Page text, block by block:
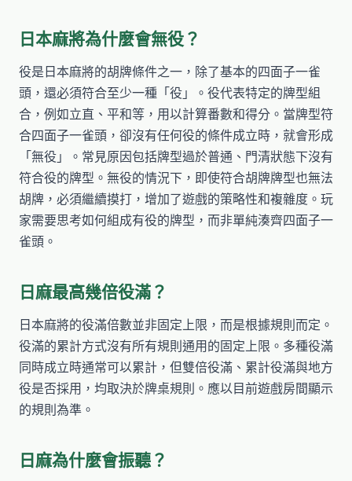
日本麻將為什麼會無役？
役是日本麻將的胡牌條件之一，除了基本的四面子一雀
頭，還必須符合至少一種「役」。役代表特定的牌型組
合，例如立直、平和等，用以計算番數和得分。當牌型符
合四面子一雀頭，卻沒有任何役的條件成立時，就會形成
「無役」。常見原因包括牌型過於普通、門清狀態下沒有
符合役的牌型。無役的情況下，即使符合胡牌牌型也無法
胡牌，必須繼續摸打，增加了遊戲的策略性和複雜度。玩
家需要思考如何組成有役的牌型，而非單純湊齊四面子一
雀頭。
日麻最高幾倍役滿？
日本麻將的役滿倍數並非固定上限，而是根據規則而定。
役滿的累計方式沒有所有規則通用的固定上限。多種役滿
同時成立時通常可以累計，但雙倍役滿、累計役滿與地方
役是否採用，均取決於牌桌規則。應以目前遊戲房間顯示
的規則為準。
日麻為什麼會振聽？